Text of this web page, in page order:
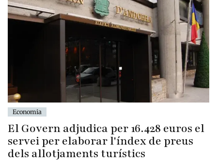
Economia
El Govern adjudica per 16.428 euros el
servei per elaborar l'índex de preus
dels allotjaments turístics